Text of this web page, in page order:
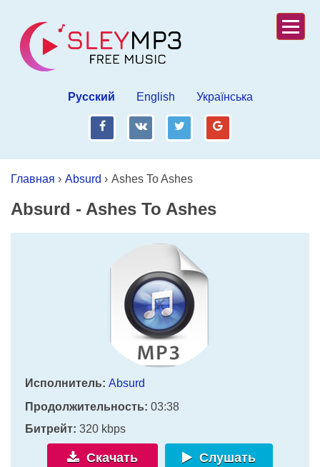
Русский English Українська
fb vk tw gp
Главная › Absurd › Ashes To Ashes
Absurd - Ashes To Ashes
Исполнитель: Absurd
Продолжительность: 03:38
Битрейт: 320 kbps
Скачать Слушать